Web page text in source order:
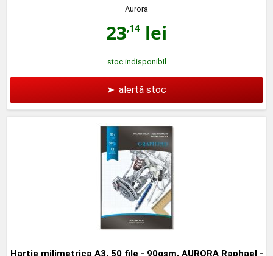
Aurora
23,14 lei
stoc indisponibil
➤ alertă stoc
Hartie milimetrica A3, 50 file - 90gsm, AURORA Raphael -